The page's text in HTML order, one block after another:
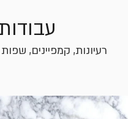
רעיונות, קמפיינים,